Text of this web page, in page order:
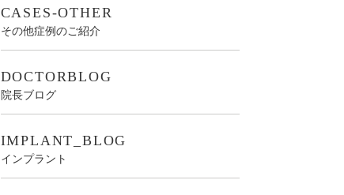
CASES-OTHER
その他症例のご紹介
DOCTORBLOG
院長ブログ
IMPLANT_BLOG
インプラント